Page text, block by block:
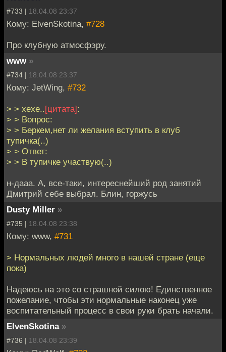
#733 | 18.04.08 23:37
Кому: ElvenSkotina, #728
Про клубную атмосфэру.
www »
#734 | 18.04.08 23:37
Кому: JetWing, #732
> > хехе..[цитата]:
> > Вопрос:
> > Беркем,нет ли желания вступить в клуб
тупичка(..)
> > Ответ:
> > В тупичке участвую(..)
н-дааа. А, все-таки, интереснейший род занятий
Дмитрий себе выбрал. Блин, горжусь
Dusty Miller »
#735 | 18.04.08 23:38
Кому: www, #731
> Нормальных людей много в нашей стране (еще
пока)
Надеюсь на это со страшной силою! Единственное
пожелание, чтобы эти нормальные наконец уже
воспитательный процесс в свои руки брать начали.
ElvenSkotina »
#736 | 18.04.08 23:39